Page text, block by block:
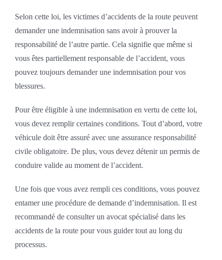
Selon cette loi, les victimes d’accidents de la route peuvent
demander une indemnisation sans avoir à prouver la
responsabilité de l’autre partie. Cela signifie que même si
vous êtes partiellement responsable de l’accident, vous
pouvez toujours demander une indemnisation pour vos
blessures.
Pour être éligible à une indemnisation en vertu de cette loi,
vous devez remplir certaines conditions. Tout d’abord, votre
véhicule doit être assuré avec une assurance responsabilité
civile obligatoire. De plus, vous devez détenir un permis de
conduire valide au moment de l’accident.
Une fois que vous avez rempli ces conditions, vous pouvez
entamer une procédure de demande d’indemnisation. Il est
recommandé de consulter un avocat spécialisé dans les
accidents de la route pour vous guider tout au long du
processus.